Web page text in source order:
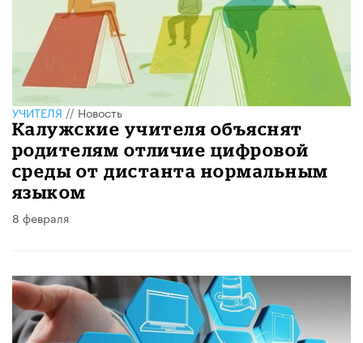
УЧИТЕЛЯ//Новость
Калужские учителя объяснят
родителям отличие цифровой
среды от дистанта нормальным
языком
8 февраля